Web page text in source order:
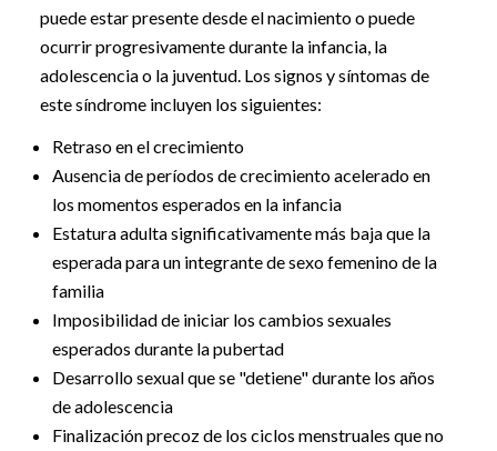
puede estar presente desde el nacimiento o puede
ocurrir progresivamente durante la infancia, la
adolescencia o la juventud. Los signos y síntomas de
este síndrome incluyen los siguientes:
Retraso en el crecimiento
Ausencia de períodos de crecimiento acelerado en
los momentos esperados en la infancia
Estatura adulta significativamente más baja que la
esperada para un integrante de sexo femenino de la
familia
Imposibilidad de iniciar los cambios sexuales
esperados durante la pubertad
Desarrollo sexual que se "detiene" durante los años
de adolescencia
Finalización precoz de los ciclos menstruales que no